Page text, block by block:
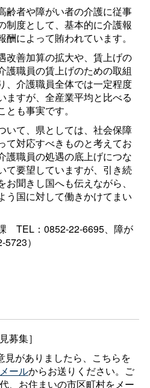
齢者や障がい者の介護に従事
制度として、基本的に介護報
によって賄われています。
改善加算の拡大や、賃上げの
護職員の賃上げのための取組
、介護職員全体では一定程度
ますが、全産業平均と比べる
も事実です。
いて、県としては、社会保障
て対応すべきものと考えてお
護職員の処遇の底上げにつな
て要望していますが、引き続
聞きし国へも伝えながら、
う国に対して働きかけてまい
TEL：0852-22-6695、障が
）
募集］
見がありましたら、こちらを
ールからお送りください。ご
、お住まいの市区町村をメー